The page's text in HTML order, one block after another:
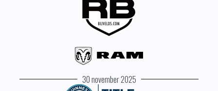
30 november 2025